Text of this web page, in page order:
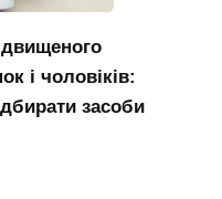
і чоловіків:
засоби